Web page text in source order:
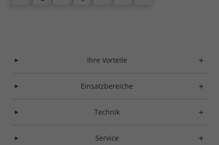
Ihre Vorteile
Einsatzbereiche
Technik
Service